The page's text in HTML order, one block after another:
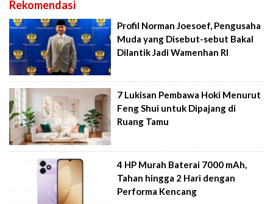
Rekomendasi
Profil Norman Joesoef, Pengusaha
Muda yang Disebut-sebut Bakal
Dilantik Jadi Wamenhan RI
7 Lukisan Pembawa Hoki Menurut
Feng Shui untuk Dipajang di
Ruang Tamu
4 HP Murah Baterai 7000 mAh,
Tahan hingga 2 Hari dengan
Performa Kencang